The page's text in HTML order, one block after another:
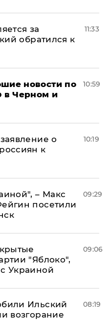
за
обратился к
11:33
новости по
в Черном и
10:59
о
к
10:19
– Макс
посетили
09:29
"Яблоко",
Украиной
09:06
Ильский
возгорание
08:19